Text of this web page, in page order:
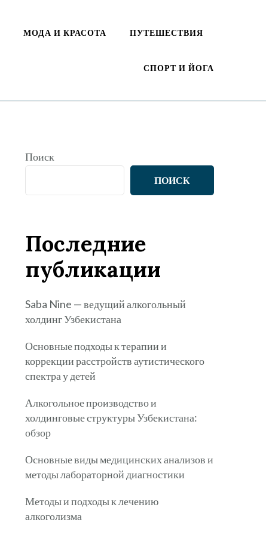
МОДА И КРАСОТА ПУТЕШЕСТВИЯ
СПОРТ И ЙОГА
Поиск
ПОИСК
Последние
публикации
Saba Nine — ведущий алкогольный
холдинг Узбекистана
Основные подходы к терапии и
коррекции расстройств аутистического
спектра у детей
Алкогольное производство и
холдинговые структуры Узбекистана:
обзор
Основные виды медицинских анализов и
методы лабораторной диагностики
Методы и подходы к лечению
алкоголизма